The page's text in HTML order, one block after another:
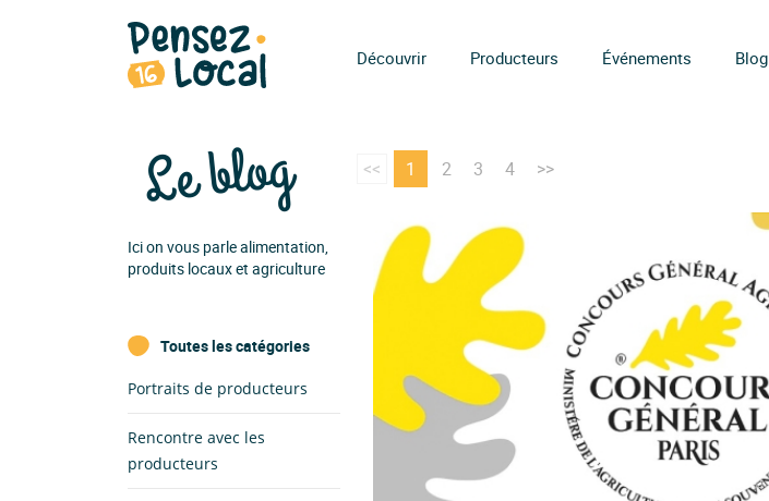
Découvrir Producteurs Événements Blog
Le blog
Ici on vous parle alimentation,
produits locaux et agriculture
Toutes les catégories
Portraits de producteurs
Rencontre avec les
producteurs
<< 1 2 3 4 >>